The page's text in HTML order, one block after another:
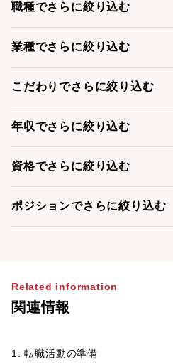
職種でさらに絞り込む
業種でさらに絞り込む
こだわりでさらに絞り込む
年収でさらに絞り込む
資格でさらに絞り込む
ポジションでさらに絞り込む
Related information
関連情報
1. 転職活動の準備